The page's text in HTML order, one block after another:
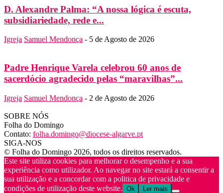
D. Alexandre Palma: “A nossa lógica é escuta,
subsidiariedade, rede e...
Igreja Samuel Mendonça - 5 de Agosto de 2026
Padre Henrique Varela celebrou 60 anos de
sacerdócio agradecido pelas “maravilhas”...
Igreja Samuel Mendonça - 2 de Agosto de 2026
SOBRE NÓS
Folha do Domingo
Contato: folha.domingo@diocese-algarve.pt
SIGA-NOS
© Folha do Domingo 2026, todos os direitos reservados.
Este site utiliza cookies para melhorar o desempenho e a sua
experiência como utilizador. Ao navegar no site estará a consentir a
sua utilização e a concordar com a politica de privacidade e
condições de utilização deste website. Ok Ler mais